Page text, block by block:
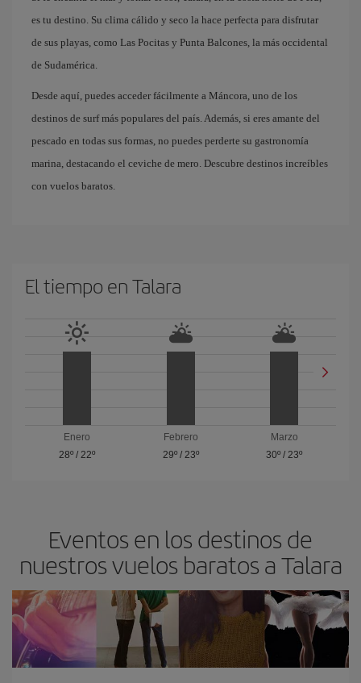
es tu destino. Su clima cálido y seco la hace perfecta para disfrutar
de sus playas, como Las Pocitas y Punta Balcones, la más occidental
de Sudamérica.
Desde aquí, puedes acceder fácilmente a Máncora, uno de los
destinos de surf más populares del país. Además, si eres amante del
pescado en todas sus formas, no puedes perderte su gastronomía
marina, destacando el ceviche de mero. Descubre destinos increíbles
con vuelos baratos.
El tiempo en Talara
Enero
28º/ 22º
Febrero
29º/ 23º
Marzo
30º /23º
Eventos en los destinos de
nuestros vuelos baratos a Talara